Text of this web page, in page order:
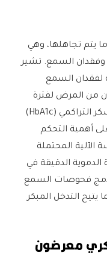
يتم تجاهلها، وهي
وفقدان السمع. تشير
لفقدان السمع
من المرض لفترة
طويلة. العلاقة بين ارتفاع مستويات السكر التراكمي (HbA1c)
أهمية التحكم
الآلية المحتملة
الدموية الدقيقة في
دمج فحوصات السمع
يتيح التدخل المبكر
معرضون